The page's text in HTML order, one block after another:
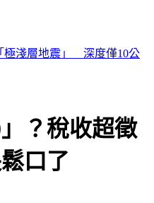
商稱「吃了不會怎樣」遭
？稅收超徵
口了